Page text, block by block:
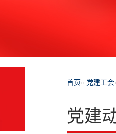
首页 » 党建工会
党建